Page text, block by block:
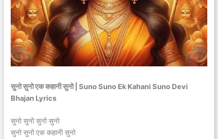
सुनो सुनो एक कहानी सुनो | Suno Suno Ek Kahani Suno Devi
Bhajan Lyrics
सुनो सुनो सुनो सुनो
सुनो सुनो एक कहानी सुनो